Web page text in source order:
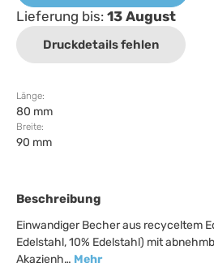
Lieferung bis: 13 August
Druckdetails fehlen
Länge:
80 mm
Breite:
90 mm
Beschreibung
Einwandiger Becher aus recyceltem
Edelstahl, 10% Edelstahl) mit
Akazienh… Mehr